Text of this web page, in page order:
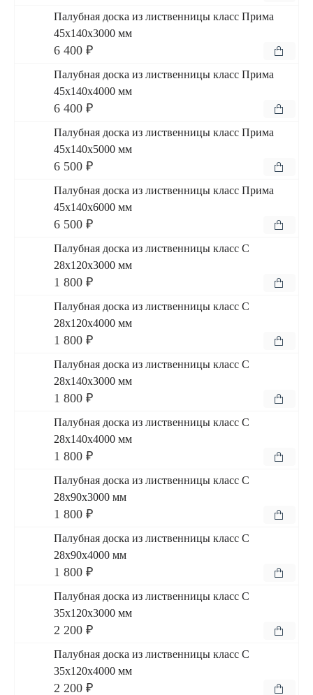
Палубная доска из лиственницы класс Прима
45x140x3000 мм
6 400 ₽
Палубная доска из лиственницы класс Прима
45x140x4000 мм
6 400 ₽
Палубная доска из лиственницы класс Прима
45x140x5000 мм
6 500 ₽
Палубная доска из лиственницы класс Прима
45x140x6000 мм
6 500 ₽
Палубная доска из лиственницы класс С
28x120x3000 мм
1 800 ₽
Палубная доска из лиственницы класс С
28x120x4000 мм
1 800 ₽
Палубная доска из лиственницы класс С
28x140x3000 мм
1 800 ₽
Палубная доска из лиственницы класс С
28x140x4000 мм
1 800 ₽
Палубная доска из лиственницы класс С
28x90x3000 мм
1 800 ₽
Палубная доска из лиственницы класс С
28x90x4000 мм
1 800 ₽
Палубная доска из лиственницы класс С
35x120x3000 мм
2 200 ₽
Палубная доска из лиственницы класс С
35x120x4000 мм
2 200 ₽